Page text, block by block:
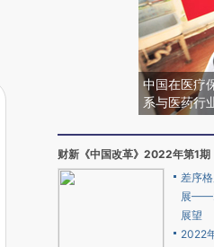
中国在医疗
系与医药行
财新《中国改革》2022年第1期
差序
展
展望
2022